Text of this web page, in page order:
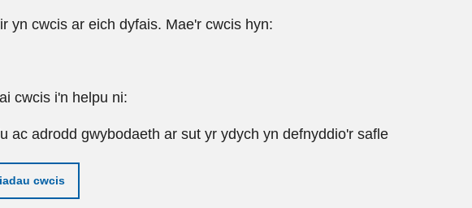
yn cwcis ar eich dyfais. Mae'r cwcis hyn:
cwcis i'n helpu ni:
ac adrodd gwybodaeth ar sut yr ydych yn defnyddio'r safle
cwcis